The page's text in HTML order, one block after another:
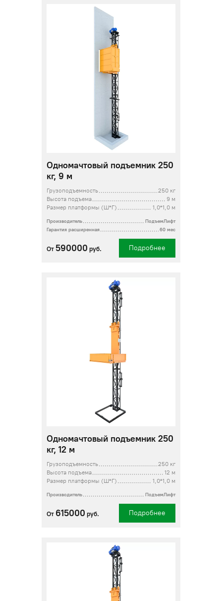
Одномачтовый подъемник 250
кг, 9 м
Грузоподъемность
250 кг
Высота подъема
9 м
Размер платформы (Ш*Г)
1,0*1,0 м
Производитель
ПодъемЛифт
Гарантия расширенная
60 мес
От 590000 руб. Подробнее
Одномачтовый подъемник 250
кг, 12 м
Грузоподъемность
250 кг
Высота подъема
12 м
Размер платформы (Ш*Г)
1,0*1,0 м
Производитель ПодъемЛифт
От 615000 руб. Подробнее